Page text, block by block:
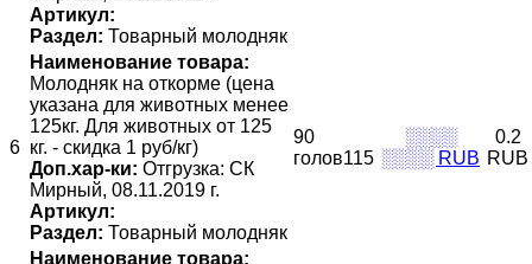
Артикул:
Раздел: Товарный молодняк
6
Наименование товара:
Молодняк на откорме (цена
указана для животных менее
125кг. Для животных от 125
кг. - скидка 1 руб/кг)
Доп.хар-ки: Отгрузка: СК
Мирный, 08.11.2019 г.
Артикул:
Раздел: Товарный молодняк
90
голов115
░░░░
░░░░ RUB
0.2
RUB
Наименование товара: